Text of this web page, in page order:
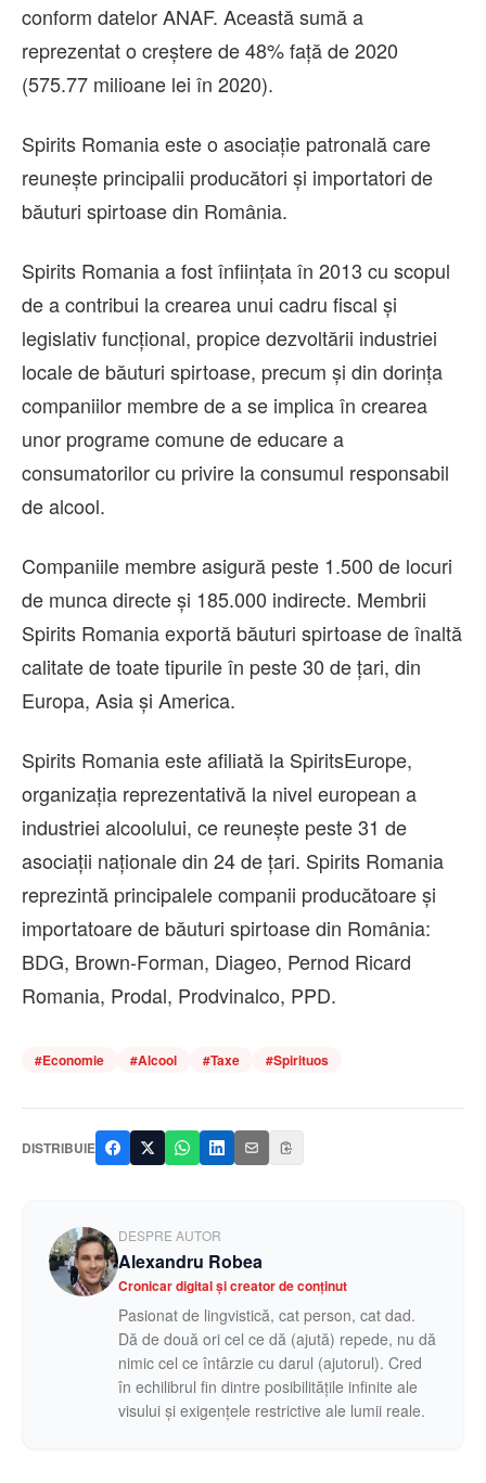
conform datelor ANAF. Această sumă a
reprezentat o creştere de 48% faţă de 2020
(575.77 milioane lei în 2020).
Spirits Romania este o asociaţie patronală care
reuneşte principalii producători şi importatori de
băuturi spirtoase din România.
Spirits Romania a fost înfiinţata în 2013 cu scopul
de a contribui la crearea unui cadru fiscal şi
legislativ funcţional, propice dezvoltării industriei
locale de băuturi spirtoase, precum şi din dorinţa
companiilor membre de a se implica în crearea
unor programe comune de educare a
consumatorilor cu privire la consumul responsabil
de alcool.
Companiile membre asigură peste 1.500 de locuri
de munca directe şi 185.000 indirecte. Membrii
Spirits Romania exportă băuturi spirtoase de înaltă
calitate de toate tipurile în peste 30 de ţari, din
Europa, Asia şi America.
Spirits Romania este afiliată la SpiritsEurope,
organizaţia reprezentativă la nivel european a
industriei alcoolului, ce reuneşte peste 31 de
asociaţii naţionale din 24 de ţari. Spirits Romania
reprezintă principalele companii producătoare şi
importatoare de băuturi spirtoase din România:
BDG, Brown-Forman, Diageo, Pernod Ricard
Romania, Prodal, Prodvinalco, PPD.
#Economie #Alcool #Taxe #Spirituos
DISTRIBUIE
DESPRE AUTOR
Alexandru Robea
Cronicar digital și creator de conținut
Pasionat de lingvistică, cat person, cat dad.
Dă de două ori cel ce dă (ajută) repede, nu dă
nimic cel ce întârzie cu darul (ajutorul). Cred
în echilibrul fin dintre posibilitățile infinite ale
visului și exigențele restrictive ale lumii reale.